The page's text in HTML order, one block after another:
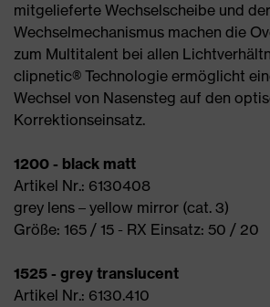
mitgelieferte Wechselscheibe und
Wechselmechanismus machen die
zum Multitalent bei allen
clipnetic® Technologie ermöglicht
Wechsel von Nasensteg auf den
Korrektionseinsatz.
1200 - black matt
Artikel Nr.: 6130408
grey lens – yellow mirror (cat. 3)
Größe: 165 / 15 - RX Einsatz: 50 / 20
1525 - grey translucent
Artikel Nr.: 6130.410